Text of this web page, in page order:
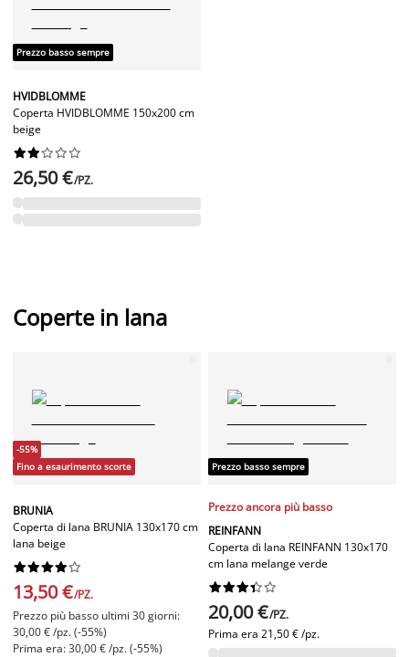
Prezzo basso sempre
HVIDBLOMME
Coperta HVIDBLOMME 150x200 cm
beige






26,50 €/PZ.
Coperte in lana
-55%
Fino a esaurimento scorte
BRUNIA
Coperta di lana BRUNIA 130x170 cm
lana beige






13,50 €/PZ.
Prezzo più basso ultimi 30 giorni:
30,00 € /pz. (-55%)
Prima era: 30,00 € /pz. (-55%)
Prezzo basso sempre
Prezzo ancora più basso
REINFANN
Coperta di lana REINFANN 130x170
cm lana melange verde






20,00 €/PZ.
Prima era 21,50 € /pz.